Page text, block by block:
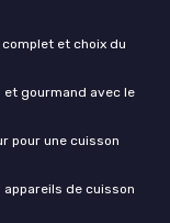
et choix du
et gourmand avec le
pour une cuisson
de cuisson